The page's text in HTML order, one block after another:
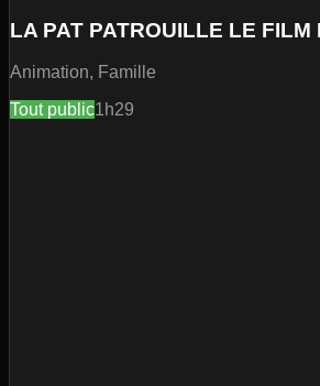
LA PAT PATROUILLE LE FILM
Animation, Famille
Tout public1h29